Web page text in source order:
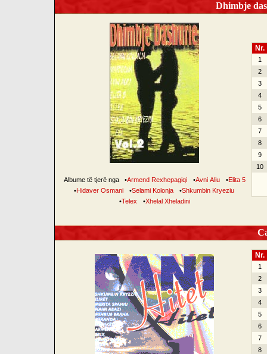
Dhimbje
Albume të tjerë nga •Armend Rexhepagiqi •Avni Aliu •Elita 5
•Hidaver Osmani •Selami Kolonja •Shkumbin Kryeziu
•Telex •Xhelal Xheladini
Nr.
1
2
3
4
5
6
7
8
9
10
Nr.
1
2
3
4
5
6
7
8